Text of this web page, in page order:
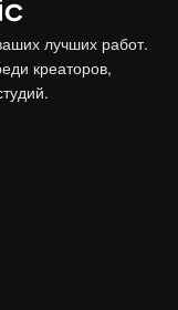
лучших работ.
креаторов,